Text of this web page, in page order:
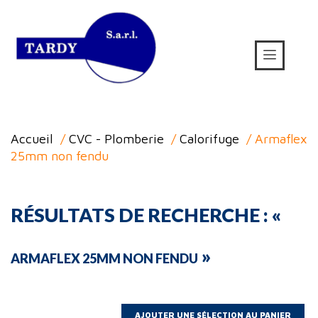
Accueil /CVC - Plomberie /Calorifuge / Armaflex
25mm non fendu
RÉSULTATS DE RECHERCHE : «
ARMAFLEX 25MM NON FENDU »